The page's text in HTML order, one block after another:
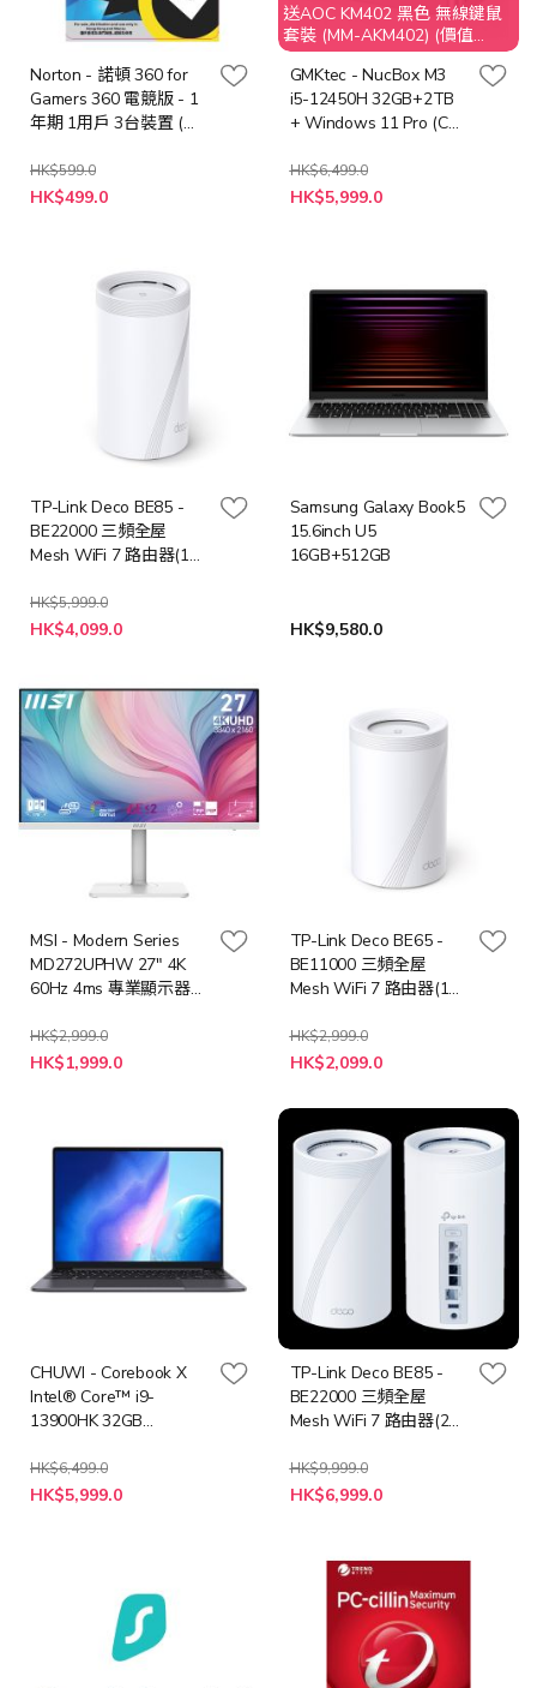
Norton - 諾頓 360 for
Gamers 360 電競版 - 1
年期 1用戶 3台裝置 (實
HK$599.0
特
殊
HK$499.0
送AOC KM402 黑色 無線鍵鼠
套裝 (MM-AKM402) (價值
$149)
GMKtec - NucBox M3
i5-12450H 32GB+2TB
+ Windows 11 Pro (CS-
迷你電腦
HK$6,499.0
特
殊
HK$5,999.0
TP-Link Deco BE85 -
BE22000 三頻全屋
Mesh WiFi 7 路由器(1件
HK$5,999.0
特
殊
HK$4,099.0
Samsung Galaxy Book5
15.6inch U5
16GB+512GB
HK$9,580.0
MSI - Modern Series
MD272UPHW 27" 4K
60Hz 4ms 專業顯示器
ACPC/LB-MON)
HK$2,999.0
特
殊
HK$1,999.0
TP-Link Deco BE65 -
BE11000 三頻全屋
Mesh WiFi 7 路由器(1件
HK$2,999.0
特
殊
格
HK$2,099.0
CHUWI - Corebook X
Intel® Core™ i9-
13900HK 32GB
Window 11 Home (NB-
CBXI9+LB-PCNB) 筆記
HK$6,499.0
特
殊
HK$5,999.0
TP-Link Deco BE85 -
BE22000 三頻全屋
Mesh WiFi 7 路由器(2件
HK$9,999.0
特
殊
HK$6,999.0